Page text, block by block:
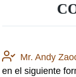
Mr. Andy
en el siguiente